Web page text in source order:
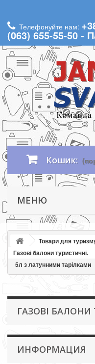
Телефонуйте нам:
(063) 655-55-50 -
Кошик:
МЕНЮ
Товари для
Газові балони туристичні.
5л з латунними тарілками
ГАЗОВІ БАЛОНИ
ИНФОРМАЦИЯ